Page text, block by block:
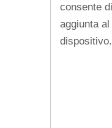
consente
aggiunta